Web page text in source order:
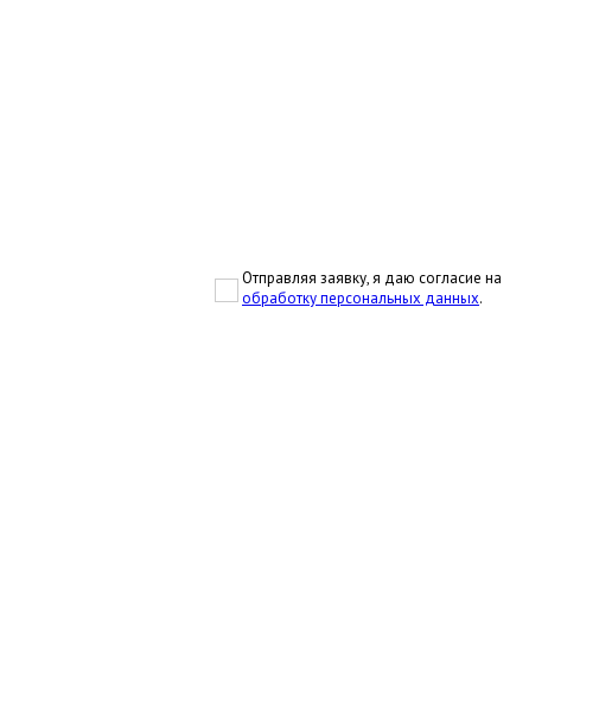
Отправляя заявку, я даю согласие на
обработку персональных данных.